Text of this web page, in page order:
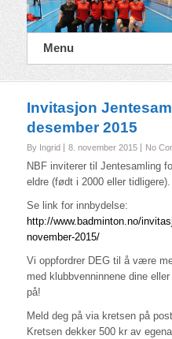
Menu
Invitasjon
desember 2015
By Ingrid 8. november 2015 No
NBF inviterer til Jentesamling
eldre (født i 2000 eller tidligere).
Se link for innbydelse:
http://www.badminton.no/
november-2015/
Vi oppfordrer DEG til å være
med klubbvenninnene dine
på!
Meld deg på via kretsen på
Kretsen dekker 500 kr av